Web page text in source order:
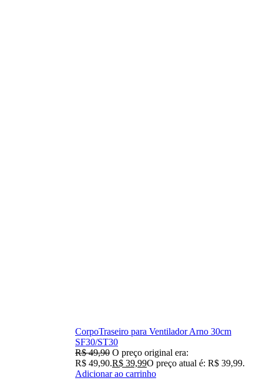
CorpoTraseiro para Ventilador Arno 30cm
SF30/ST30
R$49,90 O preço original era:
R$ 49,90.R$ 39,99O preço atual é: R$ 39,99.
Adicionar ao carrinho